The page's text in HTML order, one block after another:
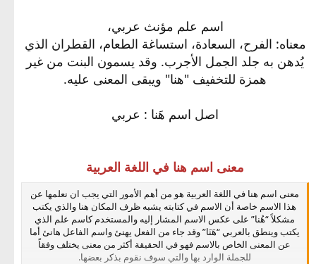
اسم علم مؤنث عربي،
معناه: الفرح، السعادة، استساغة الطعام، القطران الذي
يُدهن به جلد الجمل الأجرب. وقد يسمون البنت من غير
همزة للتخفيف "هنا" ويبقى المعنى عليه.
اصل اسم هَنا : عربي
معنى اسم هنا في اللغة العربية
معنى اسم هنا في اللغة العربية هو من أهم الأمور التي يجب ان نعلمها عن
هذا الاسم خاصة أن الاسم في كتابته يشبه ظرف المكان هنا والذي يكتب
مشكلاً “هُنا” على عكس الاسم المشار إليه والمستخدم كاسم علم الذي
يكتب وينطق بالعربي “هَنَا” وقد جاء من الفعل يهنئ واسم الفاعل هانئ أما
عن المعنى الخاص بالاسم فهو في الحقيقة أكثر من معنى يختلف وفقاً
للجملة الوارد بها والتي سوف نقوم بذكر بعضها.